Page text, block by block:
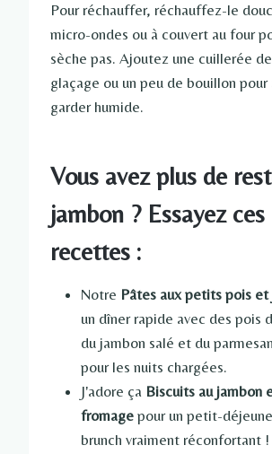
Pour réchauffer, réchauffez-le
micro-ondes ou à couvert au four
sèche pas. Ajoutez une cuillerée
glaçage ou un peu de bouillon pour
garder humide.
Vous avez plus de
jambon ? Essayez ces
recettes :
Notre Pâtes aux petits pois et
un dîner rapide avec des pois
du jambon salé et du
pour les nuits chargées.
J'adore ça Biscuits au jambon
fromage pour un petit-
brunch vraiment réconfortant !